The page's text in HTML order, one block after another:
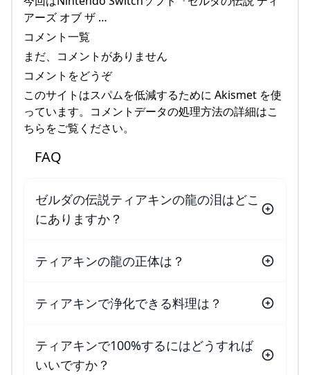
アーズ オブ ザ …
コメント一覧
まだ、コメントがありません
コメントをどうぞ
このサイトはスパムを低減するために Akismet を使
っています。コメントデータの処理方法の詳細はこ
ちらをご覧ください。
FAQ
ゼルダの伝説ティアキンの龍の泪はどこ
にありますか？
ティアキンの龍の正体は？
ティアキンで浄化できる料理は？
ティアキンで100%するにはどうすれば
いいですか？